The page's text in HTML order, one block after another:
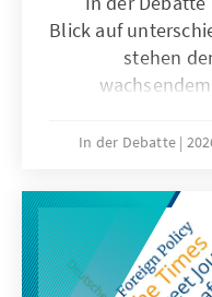
Blick auf
stehen
stabilisierbar,
versteht die
und betont in
Künstlicher
In der Debatte